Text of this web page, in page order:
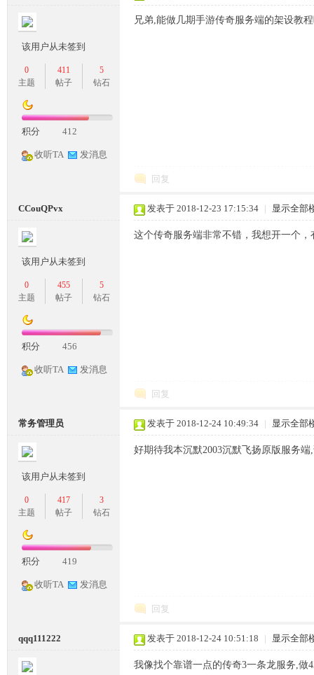
奇
一
该用户从未签到
0
主题
411
帖子
5
钻石
积分 412
收听TA 发消息
兄弟,能做几期手游传奇服务端的架设教
回复
CCouQPvx
该用户从未签到
0
主题
455
帖子
5
钻石
积分 456
收听TA 发消息
发表于 2018-12-23 17:15:34 | 显示全部
这个传奇服务端非常不错，我想开一个
回复
常务管理员
该用户从未签到
0
主题
417
帖子
3
钻石
积分 419
收听TA 发消息
发表于 2018-12-24 10:49:34 | 显示全部
好期待我本沉默2003沉默飞扬原版服务
回复
qqq111222 发表于 2018-12-24 10:51:18 | 显示全部
我像找个靠谱一点的传奇3一条龙服务,做